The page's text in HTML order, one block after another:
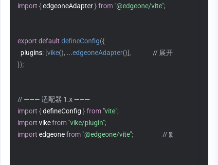
import { edgeoneAdapter }from "@edgeone/vite";
export default defineConfig({
  plugins
: [vike(), ...edgeoneAdapter()],
// 展开运算符，无需
});
// ——— 适配器 1.x ———
import { defineConfig }from "vite";
import vike from "vike/plugin";
import edgeone from "@edgeone/vite"; // 默认导出